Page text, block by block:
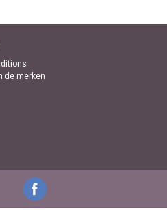
de merken